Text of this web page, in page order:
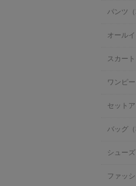
パンツ（
オール
スカート
ワンピ
セットア
バッグ（
シューズ
ファッ